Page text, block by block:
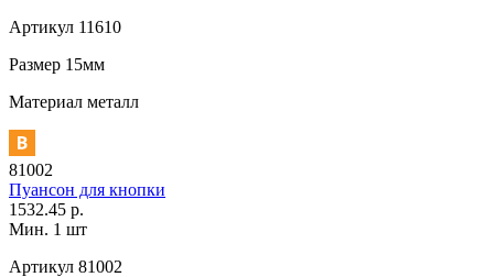
Артикул 11610
Размер 15мм
Материал металл
81002
Пуансон для кнопки
1532.45 р.
Мин. 1 шт
Артикул 81002